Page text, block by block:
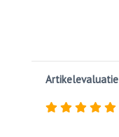
Artikelevaluatie